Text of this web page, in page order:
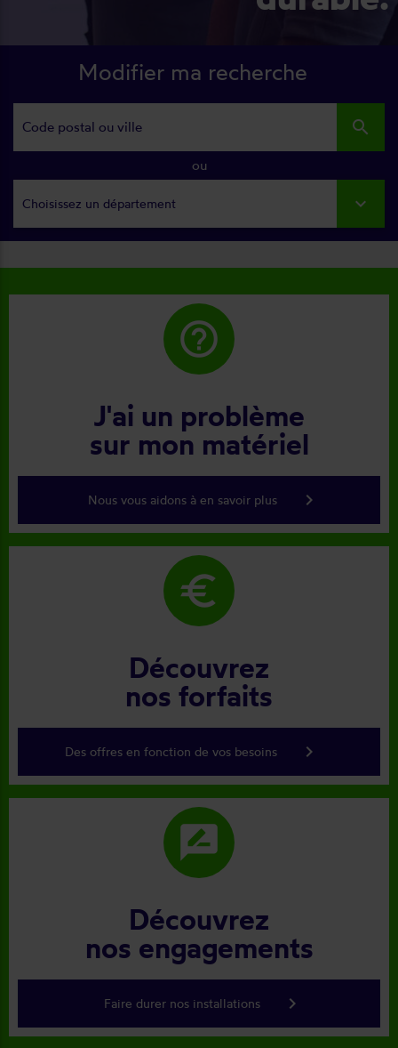
Modifier ma recherche
search
ou
Choisissez un département
help_outline
J'ai un problème
sur mon matériel
Nous vous aidons à en savoir plus keyboard_arrow_right
euro
Découvrez
nos forfaits
Des offres en fonction de vos besoins keyboard_arrow_right
rate_review
Découvrez
nos engagements
Faire durer nos installations keyboard_arrow_right